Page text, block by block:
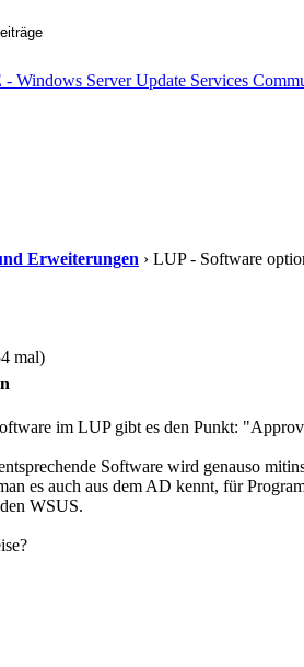
Erweiterungen › LUP - Software
mal)
im LUP gibt es den Punkt:
Software wird genauso
es auch aus dem AD kennt, für
WSUS.